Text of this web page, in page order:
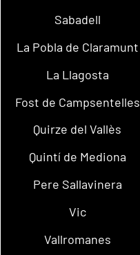
Sabadell
La Pobla de Claramunt
La Llagosta
Fost de Campsentelles
Quirze del Vallès
Quintí de Mediona
Pere Sallavinera
Vic
Vallromanes